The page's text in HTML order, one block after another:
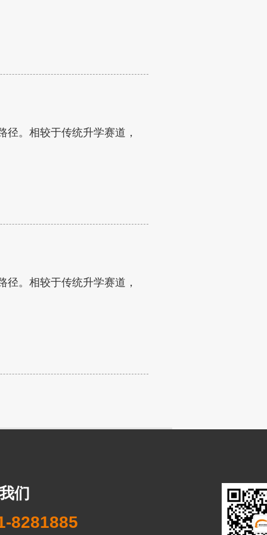
。相较于传统升学赛道，
。相较于传统升学赛道，
们
8281885